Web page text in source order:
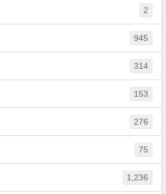
2
945
314
153
276
75
1,236